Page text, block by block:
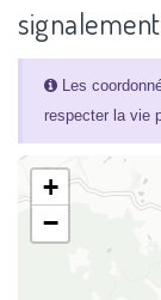
Les
respecter la vie
+
−